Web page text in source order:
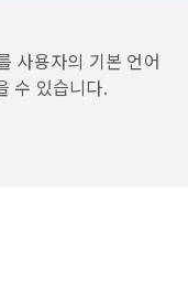
사용자의 기본 언어
수 있습니다.